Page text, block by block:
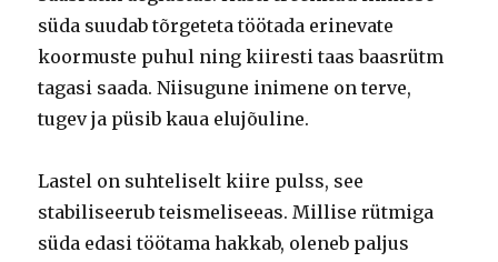
süda suudab tõrgeteta töötada erinevate
koormuste puhul ning kiiresti taas baasrütm
tagasi saada. Niisugune inimene on terve,
tugev ja püsib kaua elujõuline.
Lastel on suhteliselt kiire pulss, see
stabiliseerub teismeliseeas. Millise rütmiga
süda edasi töötama hakkab, oleneb paljus